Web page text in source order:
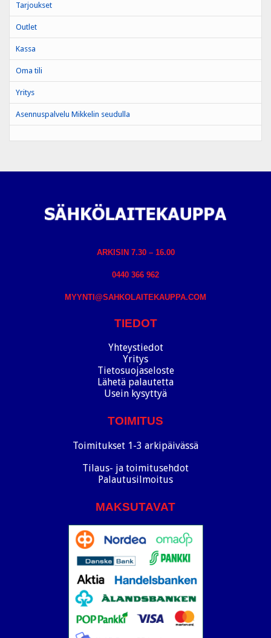
Tarjoukset
Outlet
Kassa
Oma tili
Yritys
Asennuspalvelu Mikkelin seudulla
ARKISIN 7.30 – 16.00
0440 366 962
MYYNTI@SAHKOLAITEKAUPPA.COM
TIEDOT
Yhteystiedot
Yritys
Tietosuojaseloste
Lähetä palautetta
Usein kysyttyä
TOIMITUS
Toimitukset 1-3 arkipäivässä
Tilaus- ja toimitusehdot
Palautusilmoitus
MAKSUTAVAT